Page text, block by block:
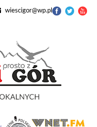
wiescigor@wp.pl